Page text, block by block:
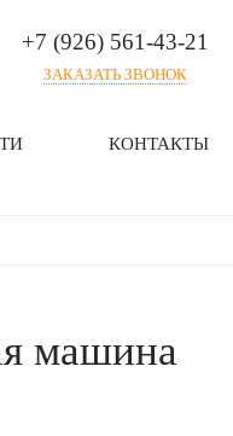
+7 (926) 561-43-21
ЗАКАЗАТЬ ЗВОНОК
КОНТАКТЫ
машина